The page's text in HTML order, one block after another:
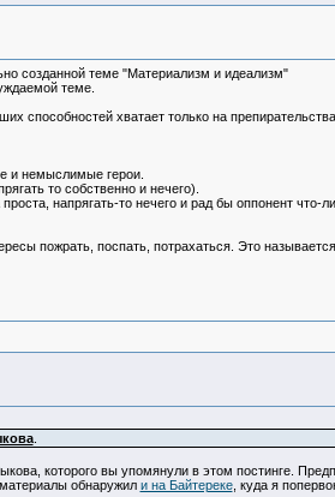
созданной теме "Материализм и идеализм"
теме.
способностей хватает только на
и немыслимые герои.
то собственно и нечего).
напрягать-то нечего и рад бы оппонент что-
пожрать, поспать, потрахаться. Это называется
.
которого вы упомянули в этом постинге.
обнаружил и на Байтереке, куда я